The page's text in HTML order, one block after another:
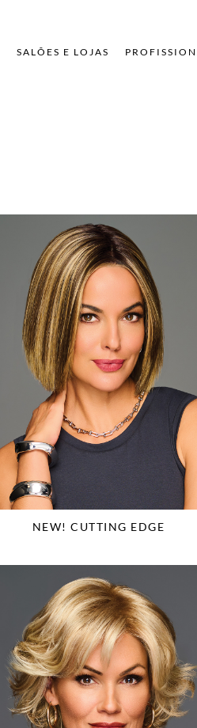
SALÕES E LOJAS
NEW! CUTTING EDGE